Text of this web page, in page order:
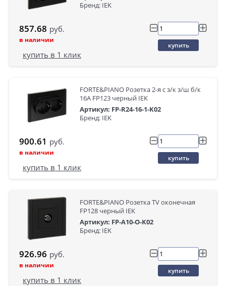
Бренд: IEK
857.68 руб.
в наличии
купить
купить в 1 клик
FORTE&PIANO Розетка 2-я с з/к з/ш б/к
16А FP123 черный IEK
Артикул: FP-R24-16-1-K02
Бренд: IEK
900.61 руб.
в наличии
купить
купить в 1 клик
FORTE&PIANO Розетка TV оконечная
FP128 черный IEK
Артикул: FP-A10-O-K02
Бренд: IEK
926.96 руб.
в наличии
купить
купить в 1 клик